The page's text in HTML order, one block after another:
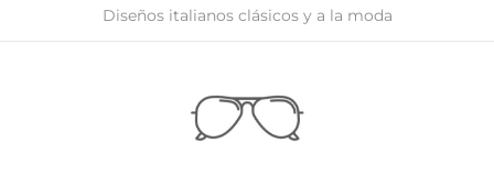
Diseños italianos clásicos y a la moda